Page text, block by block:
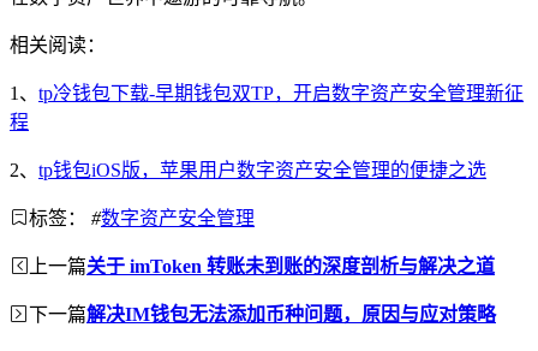
相关阅读：
1、 tp冷钱包下载-早期钱包双TP，开启数字资产安全管理新征
程
2、 tp钱包iOS版，苹果用户数字资产安全管理的便捷之选
标签： #数字资产安全管理
上一篇关于 imToken 转账未到账的深度剖析与解决之道
下一篇解决IM钱包无法添加币种问题，原因与应对策略